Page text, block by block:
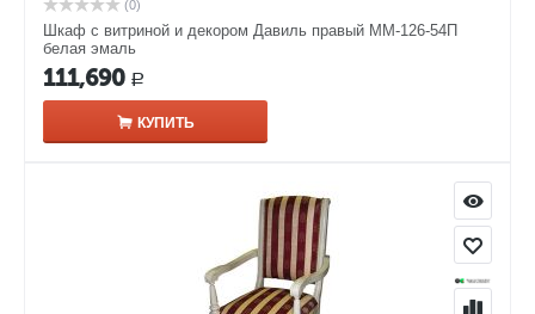
(0)
Шкаф с витриной и декором Давиль правый ММ-126-54П
белая эмаль
111,690 Р
КУПИТЬ